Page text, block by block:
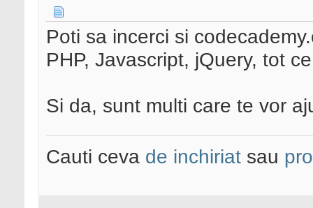
Poti sa incerci si
PHP, Javascript, jQuery, tot
Si da, sunt multi care te vor
Cauti ceva de inchiriat sau